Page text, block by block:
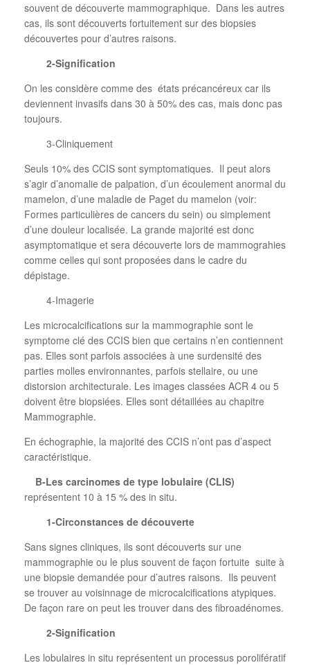
souvent de découverte mammographique. Dans les autres
cas, ils sont découverts fortuitement sur des biopsies
découvertes pour d’autres raisons.
2-Signification
On les considère comme des états précancéreux car ils
deviennent invasifs dans 30 à 50% des cas, mais donc pas
toujours.
3-Cliniquement
Seuls 10% des CCIS sont symptomatiques. Il peut alors
s’agir d’anomalie de palpation, d’un écoulement anormal du
mamelon, d’une maladie de Paget du mamelon (voir:
Formes particulières de cancers du sein) ou simplement
d’une douleur localisée. La grande majorité est donc
asymptomatique et sera découverte lors de mammograhies
comme celles qui sont proposées dans le cadre du
dépistage.
4-Imagerie
Les microcalcifications sur la mammographie sont le
symptome clé des CCIS bien que certains n’en contiennent
pas. Elles sont parfois associées à une surdensité des
parties molles environnantes, parfois stellaire, ou une
distorsion architecturale. Les images classées ACR 4 ou 5
doivent être biopsiées. Elles sont détaillées au chapitre
Mammographie.
En échographie, la majorité des CCIS n’ont pas d’aspect
caractéristique.
B-Les carcinomes de type lobulaire (CLIS)
représentent 10 à 15 % des in situ.
1-Circonstances de découverte
Sans signes cliniques, ils sont découverts sur une
mammographie ou le plus souvent de façon fortuite suite à
une biopsie demandée pour d’autres raisons. Ils peuvent
se trouver au voisinnage de microcalcifications atypiques.
De façon rare on peut les trouver dans des fibroadénomes.
2-Signification
Les lobulaires in situ représentent un processus porolifératif